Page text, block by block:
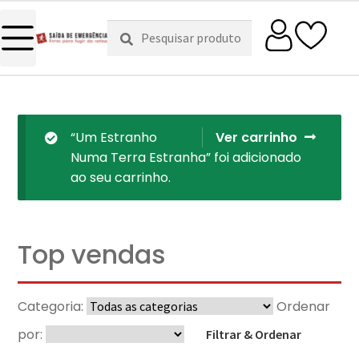
Pesquisar
por:
Pesquisa
Ver carrinho
“Um Estranho
Numa Terra Estranha” foi adicionado
ao seu carrinho.
Top vendas
Categoria:
Ordenar
por:
Filtrar & Ordenar